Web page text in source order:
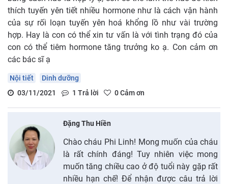
thích tuyến yên tiết nhiều hormone như là cách vận hành
của sự rối loạn tuyến yên hoá khổng lồ như vài trường
hợp. Hay là con có thể xin tư vấn là với tình trạng đó của
con có thể tiêm hormone tăng trưởng ko ạ. Con cảm ơn
các bác sĩ ạ
Nội tiết
Dinh dưỡng
03/11/2021
1 Trả lời 0Cảm ơn
Đặng Thu Hiền
Chào cháu Phi Linh! Mong muốn của cháu
là rất chính đáng! Tuy nhiên việc mong
muốn tăng chiều cao ở độ tuổi này gặp rất
nhiều hạn chế! Để nhận được câu trả lời